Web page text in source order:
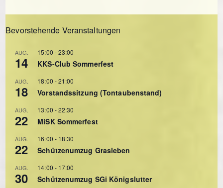
Bevorstehende Veranstaltungen
AUG.
14
15:00 -23:00
KKS-Club Sommerfest
AUG.
18
18:00 -21:00
Vorstandssitzung (Tontaubenstand)
AUG.
22
13:00 -22:30
MiSK Sommerfest
AUG.
22
16:00 - 18:30
Schützenumzug Grasleben
AUG.
30
14:00 - 17:00
Schützenumzug SGi Königslutter